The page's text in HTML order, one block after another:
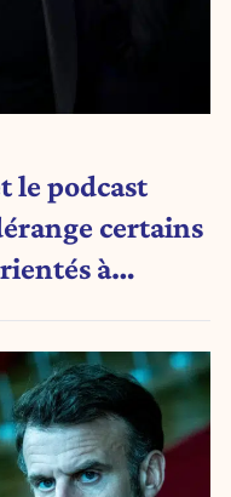
le podcast
certains
à